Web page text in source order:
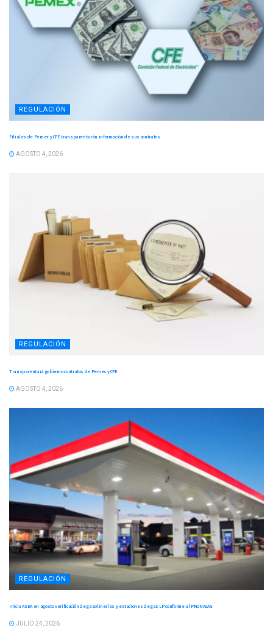
REGULACIÓN
Filiales de Pemex y CFE transparentarán información de sus contratos
AGOSTO 4, 2026
REGULACIÓN
Transparentará gobierno contratos de Pemex y CFE
AGOSTO 4, 2026
REGULACIÓN
Inicia ASEA en agosto verificación de gasolinerías y estaciones de gas LP conforme al PRONAGAS
JULIO 24, 2026